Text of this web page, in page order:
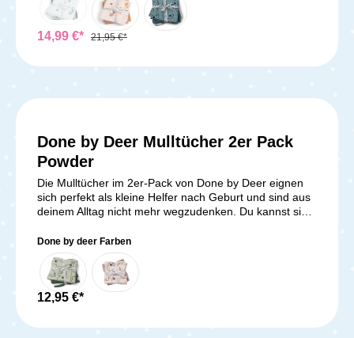
Lieferumfang: 1x 3er-Pack Mulltücher
14,99 €* 21,95 €*
Done by Deer Mulltücher 2er Pack
Powder
Die Mulltücher im 2er-Pack von Done by Deer eignen
sich perfekt als kleine Helfer nach Geburt und sind aus
deinem Alltag nicht mehr wegzudenken. Du kannst sie
Lätzchenersatz verwenden. Sie sind immer praktisch
und eignen sich auch als tolle Geschenkidee.
Lieferumfang: 1x 2er-Pack Mulltücher
Done by deer Farben
12,95 €*